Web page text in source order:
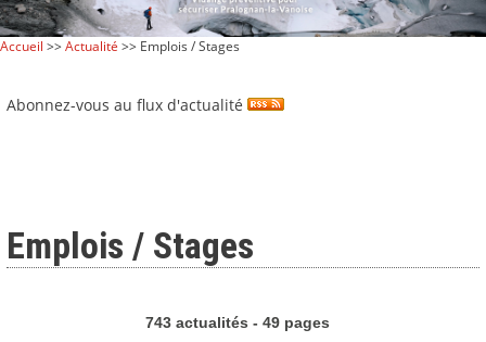
Accueil >>Actualité >> Emplois / Stages
Abonnez-vous au flux d'actualité
Emplois / Stages
743 actualités - 49 pages